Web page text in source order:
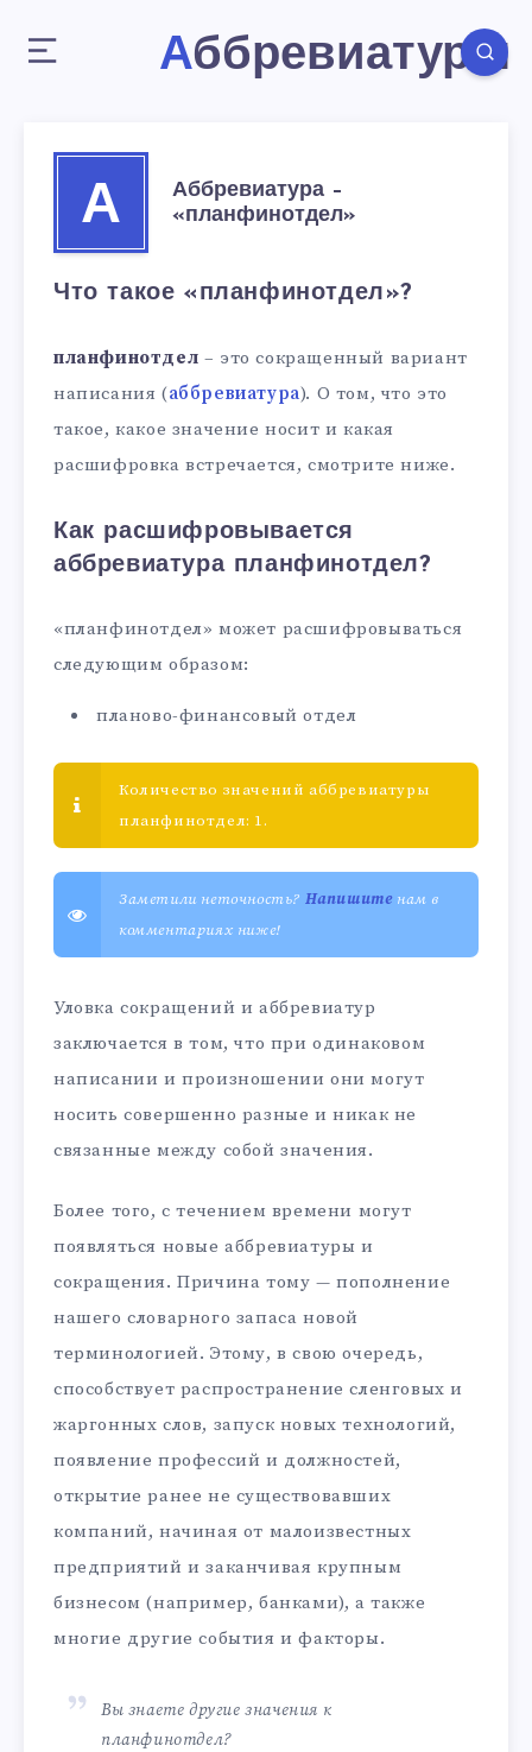
Аббревиатуры
А
Аббревиатура –
«планфинотдел»
Что такое «планфинотдел»?
планфинотдел – это сокращенный вариант
написания (аббревиатура). О том, что это
такое, какое значение носит и какая
расшифровка встречается, смотрите ниже.
Как расшифровывается
аббревиатура планфинотдел?
«планфинотдел» может расшифровываться
следующим образом:
планово-финансовый отдел
Количество значений аббревиатуры
планфинотдел: 1.
Заметили неточность? Напишитенам в
комментариях ниже!
Уловка сокращений и аббревиатур
заключается в том, что при одинаковом
написании и произношении они могут
носить совершенно разные и никак не
связанные между собой значения.
Более того, с течением времени могут
появляться новые аббревиатуры и
сокращения. Причина тому — пополнение
нашего словарного запаса новой
терминологией. Этому, в свою очередь,
способствует распространение сленговых и
жаргонных слов, запуск новых технологий,
появление профессий и должностей,
открытие ранее не существовавших
компаний, начиная от малоизвестных
предприятий и заканчивая крупным
бизнесом (например, банками), а также
многие другие события и факторы.
Вы знаете другие значения к
планфинотдел?